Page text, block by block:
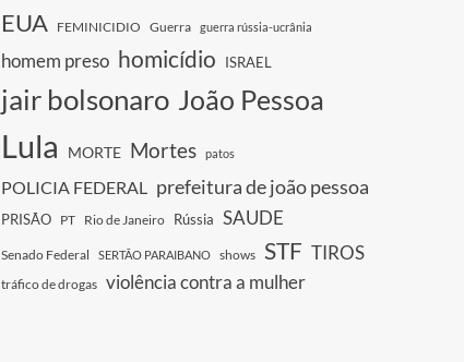
EUA FEMINICIDIO Guerra guerra rússia-ucrânia
homem preso homicídio ISRAEL
jair bolsonaro João Pessoa
Lula MORTE Mortes patos
POLICIA FEDERAL prefeitura de joão pessoa
PRISÃO PT Rio de Janeiro Rússia SAUDE
Senado Federal SERTÃO PARAIBANO shows STF TIROS
tráfico de drogas violência contra a mulher